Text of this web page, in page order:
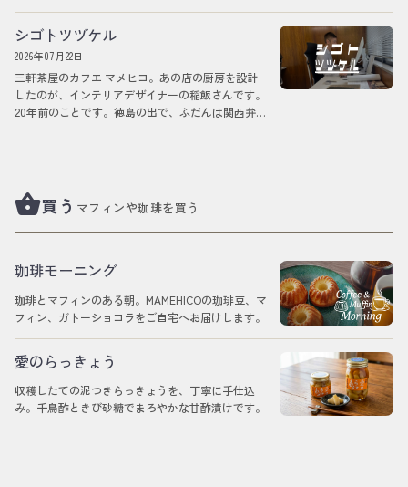
シゴトツヅケル
2026年07月22日
三軒茶屋のカフエ マメヒコ。あの店の厨房を設計
したのが、インテリアデザイナーの稲飯さんです。
20年前のことです。徳島の出で、ふだんは関西弁の
shopping_basket買う マフィンや珈琲を買う
珈琲モーニング
珈琲とマフィンのある朝。MAMEHICOの珈琲豆、マ
フィン、ガトーショコラをご自宅へお届けします。
愛のらっきょう
収穫したての泥つきらっきょうを、丁寧に手仕込
み。千鳥酢ときび砂糖でまろやかな甘酢漬けです。